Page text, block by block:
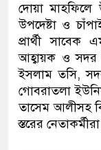
দোয়া মাহফিলে
উপদেষ্টা ও
প্রার্থী
আহ্বায়ক ও সদর
ইসলাম তসি,
গোবরাতলা
তাসেম আলীসহ
স্তরের